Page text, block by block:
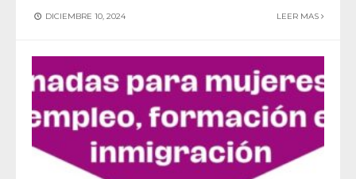
DICIEMBRE 10, 2024 LEER MAS